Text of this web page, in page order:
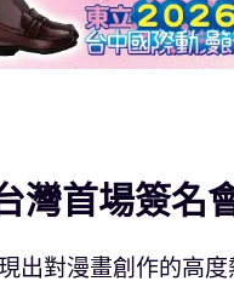
灣首場簽名
出對漫畫創作的高度